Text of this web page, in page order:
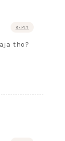
REPLY
tho?